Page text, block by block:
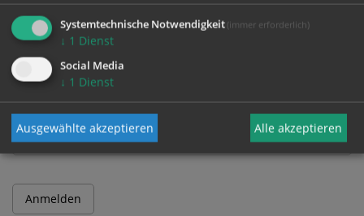
Benutzername
Passwort
Systemtechnische Notwendigkeit (immer erforderlich)
↓ 1 Dienst
Social Media
↓ 1 Dienst
Ausgewählte akzeptieren Alle akzeptieren